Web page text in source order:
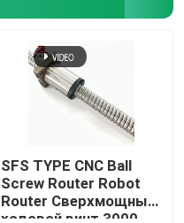
SFS TYPE CNC Ball
Screw Router Robot
Router Сверхмощный
ходовой винт 3000